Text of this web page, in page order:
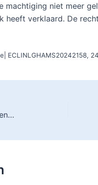
machtiging niet meer
heeft verklaard. De
ECLINLGHAMS20242158,
De sleutel tot het behoud van zelfstandigenaftrek